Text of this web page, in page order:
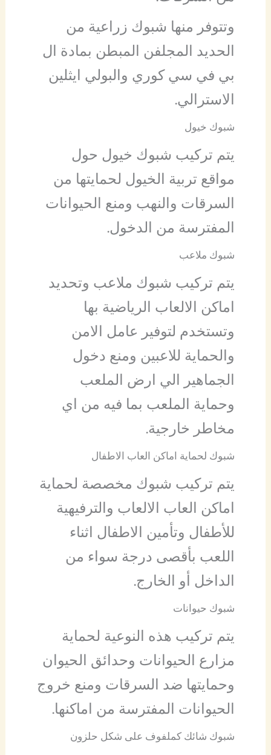
وتتوفر منها شبوك زراعية من
الحديد المجلفن المبطن بمادة ال
بي في سي كوري والبولي ايثلين
الاسترالي.
شبوك خيول
يتم تركيب شبوك خيول حول
مواقع تربية الخيول لحمايتها من
السرقات والنهب ومنع الحيوانات
المفترسة من الدخول.
شبوك ملاعب
يتم تركيب شبوك ملاعب وتحديد
اماكن الالعاب الرياضية بها
وتستخدم لتوفير عامل الامن
والحماية للاعبين ومنع دخول
الجماهير الي ارض الملعب
وحماية الملعب بما فيه من اي
مخاطر خارجية.
شبوك لحماية اماكن العاب الاطفال
يتم تركيب شبوك مخصصة لحماية
اماكن العاب الالعاب والترفيهية
للأطفال وتأمين الاطفال اثناء
اللعب بأقصى درجة سواء من
الداخل أو الخارج.
شبوك حيوانات
يتم تركيب هذه النوعية لحماية
مزارع الحيوانات وحدائق الحيوان
وحمايتها ضد السرقات ومنع خروج
الحيوانات المفترسة من اماكنها.
شبوك شائك كملفوف على شكل حلزون